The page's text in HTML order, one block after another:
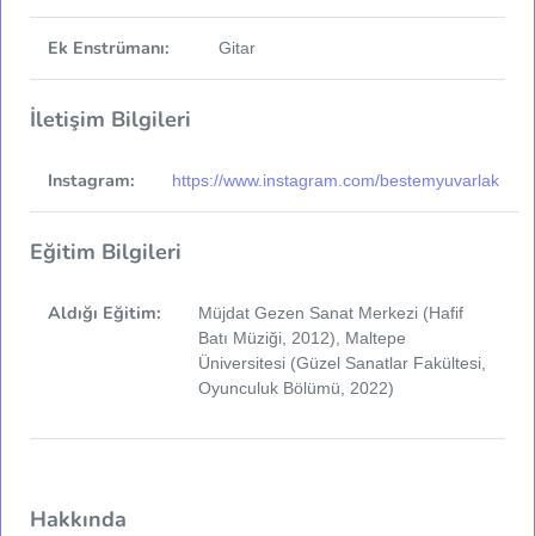
Ek Enstrümanı: Gitar
İletişim Bilgileri
Instagram: https://www.instagram.com/bestemyuvarlak
Eğitim Bilgileri
Aldığı Eğitim:
Müjdat Gezen Sanat Merkezi (Hafif
Batı Müziği, 2012), Maltepe
Üniversitesi (Güzel Sanatlar Fakültesi,
Oyunculuk Bölümü, 2022)
Hakkında